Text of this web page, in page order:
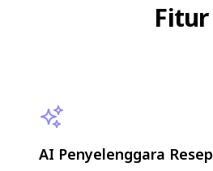
Fitur
AI Penyelenggara Resep